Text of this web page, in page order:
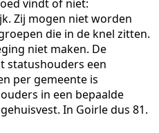
vindt of niet:
Zij mogen niet worden
die in de knel zitten.
niet maken. De
statushouders een
per gemeente is
in een bepaalde
In Goirle dus 81.